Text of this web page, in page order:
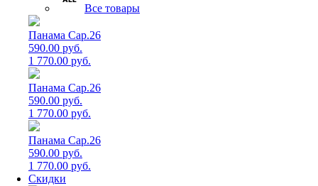
Все товары
Панама Cap.26
590.00 руб.
1 770.00 руб.
Панама Cap.26
590.00 руб.
1 770.00 руб.
Панама Cap.26
590.00 руб.
1 770.00 руб.
Скидки